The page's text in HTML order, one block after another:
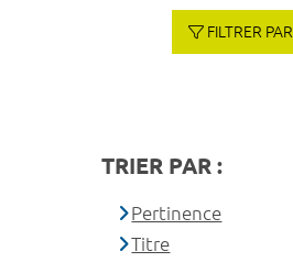
FILTRER
TRIER PAR :
Pertinence
Titre